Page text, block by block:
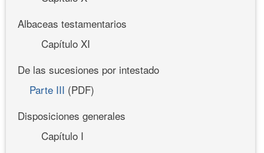
Albaceas testamentarios
Capítulo XI
De las sucesiones por intestado
Parte III (PDF)
Disposiciones generales
Capítulo I